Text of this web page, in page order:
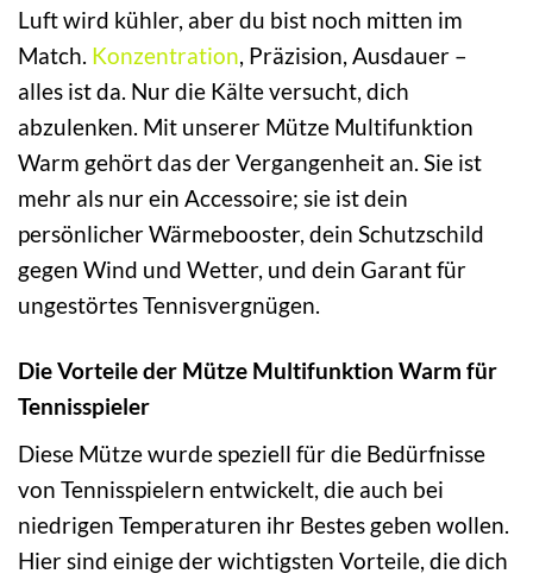
Luft wird kühler, aber du bist noch mitten im
Match. Konzentration, Präzision, Ausdauer –
alles ist da. Nur die Kälte versucht, dich
abzulenken. Mit unserer Mütze Multifunktion
Warm gehört das der Vergangenheit an. Sie ist
mehr als nur ein Accessoire; sie ist dein
persönlicher Wärmebooster, dein Schutzschild
gegen Wind und Wetter, und dein Garant für
ungestörtes Tennisvergnügen.
Die Vorteile der Mütze Multifunktion Warm für
Tennisspieler
Diese Mütze wurde speziell für die Bedürfnisse
von Tennisspielern entwickelt, die auch bei
niedrigen Temperaturen ihr Bestes geben wollen.
Hier sind einige der wichtigsten Vorteile, die dich